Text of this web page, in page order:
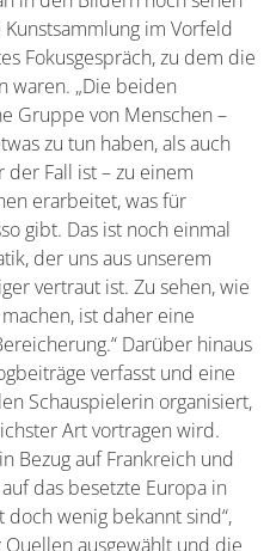
im Vorfeld
Fokusgespräch, zu dem die
waren. „Die beiden
Gruppe von Menschen –
zu tun haben, als auch
Fall ist – zu einem
erarbeitet, was für
gibt. Das ist noch einmal
der uns aus unserem
vertraut ist. Zu sehen, wie
ist daher eine
Darüber hinaus
verfasst und eine
Schauspielerin organisiert,
Art vortragen wird.
Bezug auf Frankreich und
das besetzte Europa in
wenig bekannt sind“,
Quellen ausgewählt und die